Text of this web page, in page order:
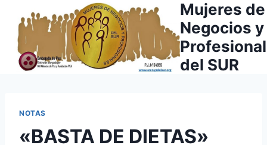
contenido
Mujeres de
Negocios y
del SUR
NOTAS
«BASTA DE DIETAS»